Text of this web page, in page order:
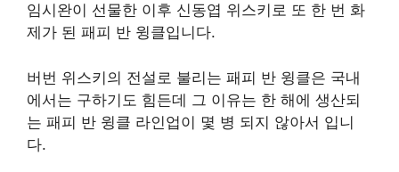
임시완이 선물한 이후 신동엽 위스키로 또 한 번 화
제가 된 패피 반 윙클입니다.
버번 위스키의 전설로 불리는 패피 반 윙클은 국내
에서는 구하기도 힘든데 그 이유는 한 해에 생산되
는 패피 반 윙클 라인업이 몇 병 되지 않아서 입니
다.